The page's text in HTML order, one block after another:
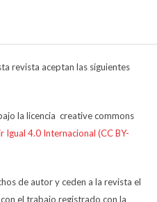
revista aceptan las siguientes
la licencia creative commons
4.0 Internacional (CC BY-
de autor y ceden a la revista el
el trabajo registrado con la